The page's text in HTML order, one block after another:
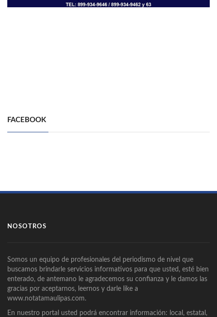
FACEBOOK
NOSOTROS
Somos un equipo de profesionales del periodismo de nivel que
buscamos brindarle servicios informativos para que usted, esté bien
enterado, de antemano le agradecemos su confianza y le damos las
gracias por aceptarnos, leernos y darle like a
www.notatamaulipas.com.
En nuestro portal usted podrá encontrar información: local, estatal,